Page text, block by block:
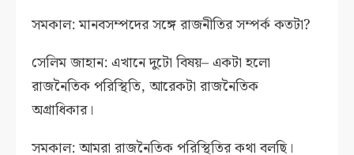
সমকাল: মানবসম্পদের সঙ্গে রাজনীতির সম্পর্ক কতটা?
সেলিম জাহান: এখানে দুটো বিষয়– একটা হলো
রাজনৈতিক পরিস্থিতি, আরেকটা রাজনৈতিক
অগ্রাধিকার।
সমকাল: আমরা রাজনৈতিক পরিস্থিতির কথা বলছি।